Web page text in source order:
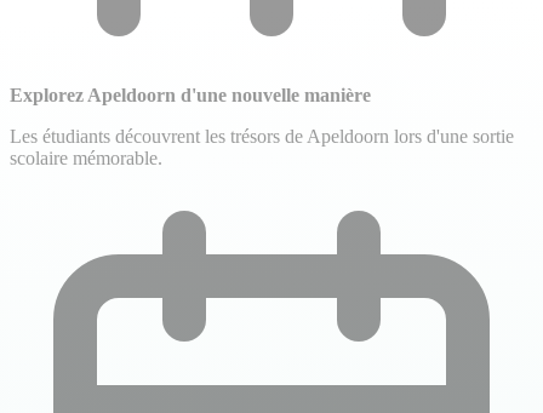
Explorez Apeldoorn d'une nouvelle manière
Les étudiants découvrent les trésors de Apeldoorn lors d'une sortie
scolaire mémorable.